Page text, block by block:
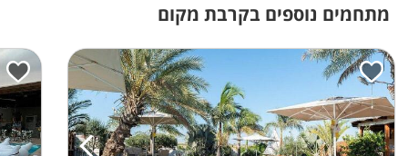
שולחן פינג פונג
חדרי רחצה
מקלחון
מתחמים נוספים בקרבת מקום